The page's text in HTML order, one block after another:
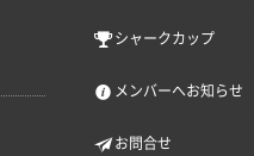
シャークカップ
メンバーへお知らせ
お問合せ